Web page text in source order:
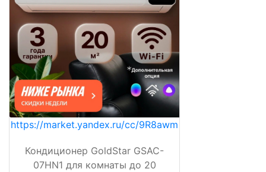
https://market.yandex.ru/cc/9R8awm
Кондиционер GoldStar GSAC-
07HN1 для комнаты до 20